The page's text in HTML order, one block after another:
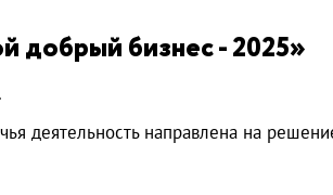
добрый бизнес - 2025»
деятельность направлена на